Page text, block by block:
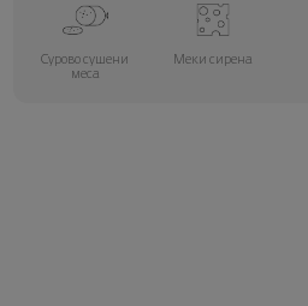
Сурово сушени
меса
Меки сирена